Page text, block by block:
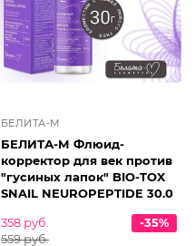
БЕЛИТА-М
БЕЛИТА-М Флюид-
корректор для век против
"гусиных лапок" BIO-TOX
SNAIL NEUROPEPTIDE 30.0
358 руб.
559 руб.
-35%